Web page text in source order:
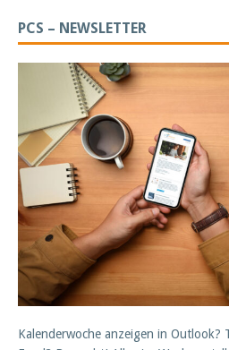
PCS – NEWSLETTER
Kalenderwoche anzeigen in Outlook?